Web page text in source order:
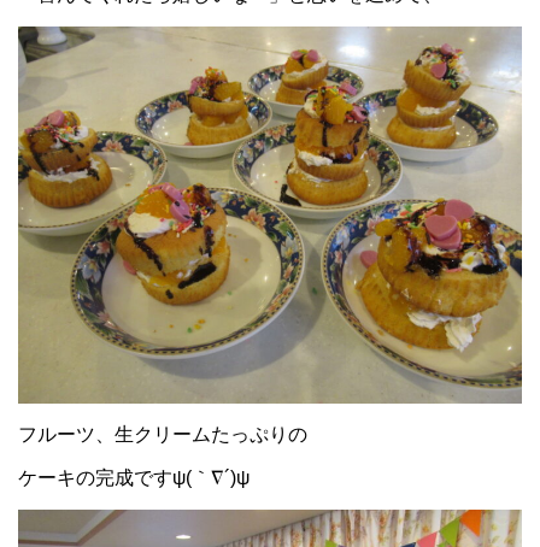
フルーツ、生クリームたっぷりの
ケーキの完成ですψ(｀∇´)ψ